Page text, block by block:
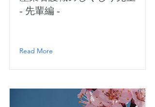
- 先輩編 -
Read More